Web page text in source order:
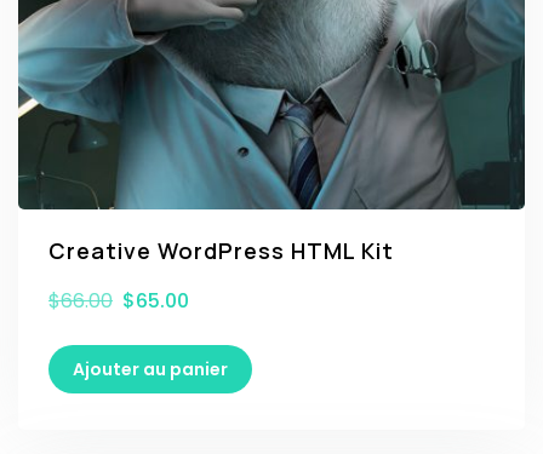
Creative WordPress HTML Kit
$66.00 $65.00
Ajouter au panier